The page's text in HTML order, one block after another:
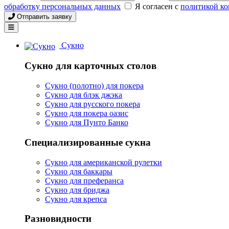
обработку персональных данных
Я согласен с политикой
Отправить заявку
Сукно
Сукно для карточных столов
Сукно (полотно) для покера
Сукно для блэк джэка
Сукно для русского покера
Сукно для покера оазис
Сукно для Пунто Банко
Специализированные сукна
Сукно для американской рулетки
Сукно для баккары
Сукно для преферанса
Сукно для бриджа
Сукно для крепса
Разновидности